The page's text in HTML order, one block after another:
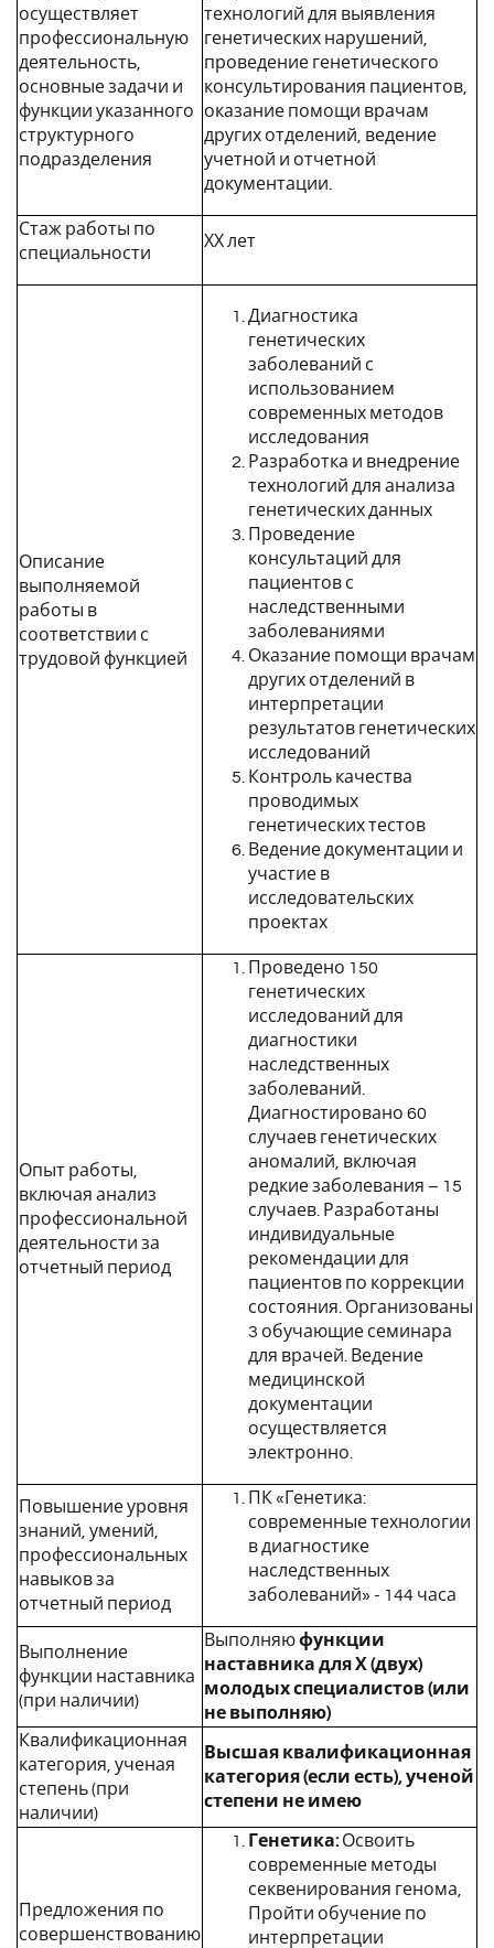
осуществляет
профессиональную
деятельность,
основные задачи и
функции указанного
структурного
подразделения
технологий для выявления
генетических нарушений,
проведение генетического
консультирования пациентов,
оказание помощи врачам
других отделений, ведение
учетной и отчетной
документации.
Стаж работы по
специальности
ХХ лет
Описание
выполняемой
работы в
соответствии с
трудовой функцией
Диагностика
генетических
заболеваний с
использованием
современных методов
исследования
Разработка и внедрение
технологий для анализа
генетических данных
Проведение
консультаций для
пациентов с
наследственными
заболеваниями
Оказание помощи врачам
других отделений в
интерпретации
результатов генетических
исследований
Контроль качества
проводимых
генетических тестов
Ведение документации и
участие в
исследовательских
проектах
Опыт работы,
включая анализ
профессиональной
деятельности за
отчетный период
Проведено 150
генетических
исследований для
диагностики
наследственных
заболеваний.
Диагностировано 60
случаев генетических
аномалий, включая
редкие заболевания – 15
случаев. Разработаны
индивидуальные
рекомендации для
пациентов по коррекции
состояния. Организованы
3 обучающие семинара
для врачей. Ведение
медицинской
документации
осуществляется
электронно.
Повышение уровня
знаний, умений,
профессиональных
навыков за
отчетный период
ПК «Генетика:
современные технологии
в диагностике
наследственных
заболеваний» - 144 часа
Выполнение
функции наставника
(при наличии)
Выполняюфункции
наставника для Х (двух)
молодых специалистов (или
не выполняю)
Квалификационная
категория, ученая
степень (при
наличии)
Высшая квалификационная
категория (если есть), ученой
степени не имею
Предложения по
совершенствованию
Генетика: Освоить
современные методы
секвенирования генома,
Пройти обучение по
интерпретации